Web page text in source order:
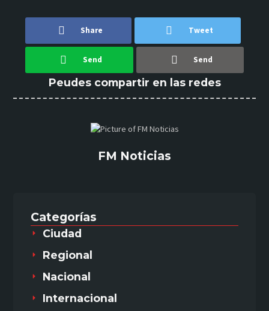
Categorías
Ciudad
Regional
Nacional
Internacional
Share Tweet
Send Send
Peudes compartir en las redes
FM Noticias